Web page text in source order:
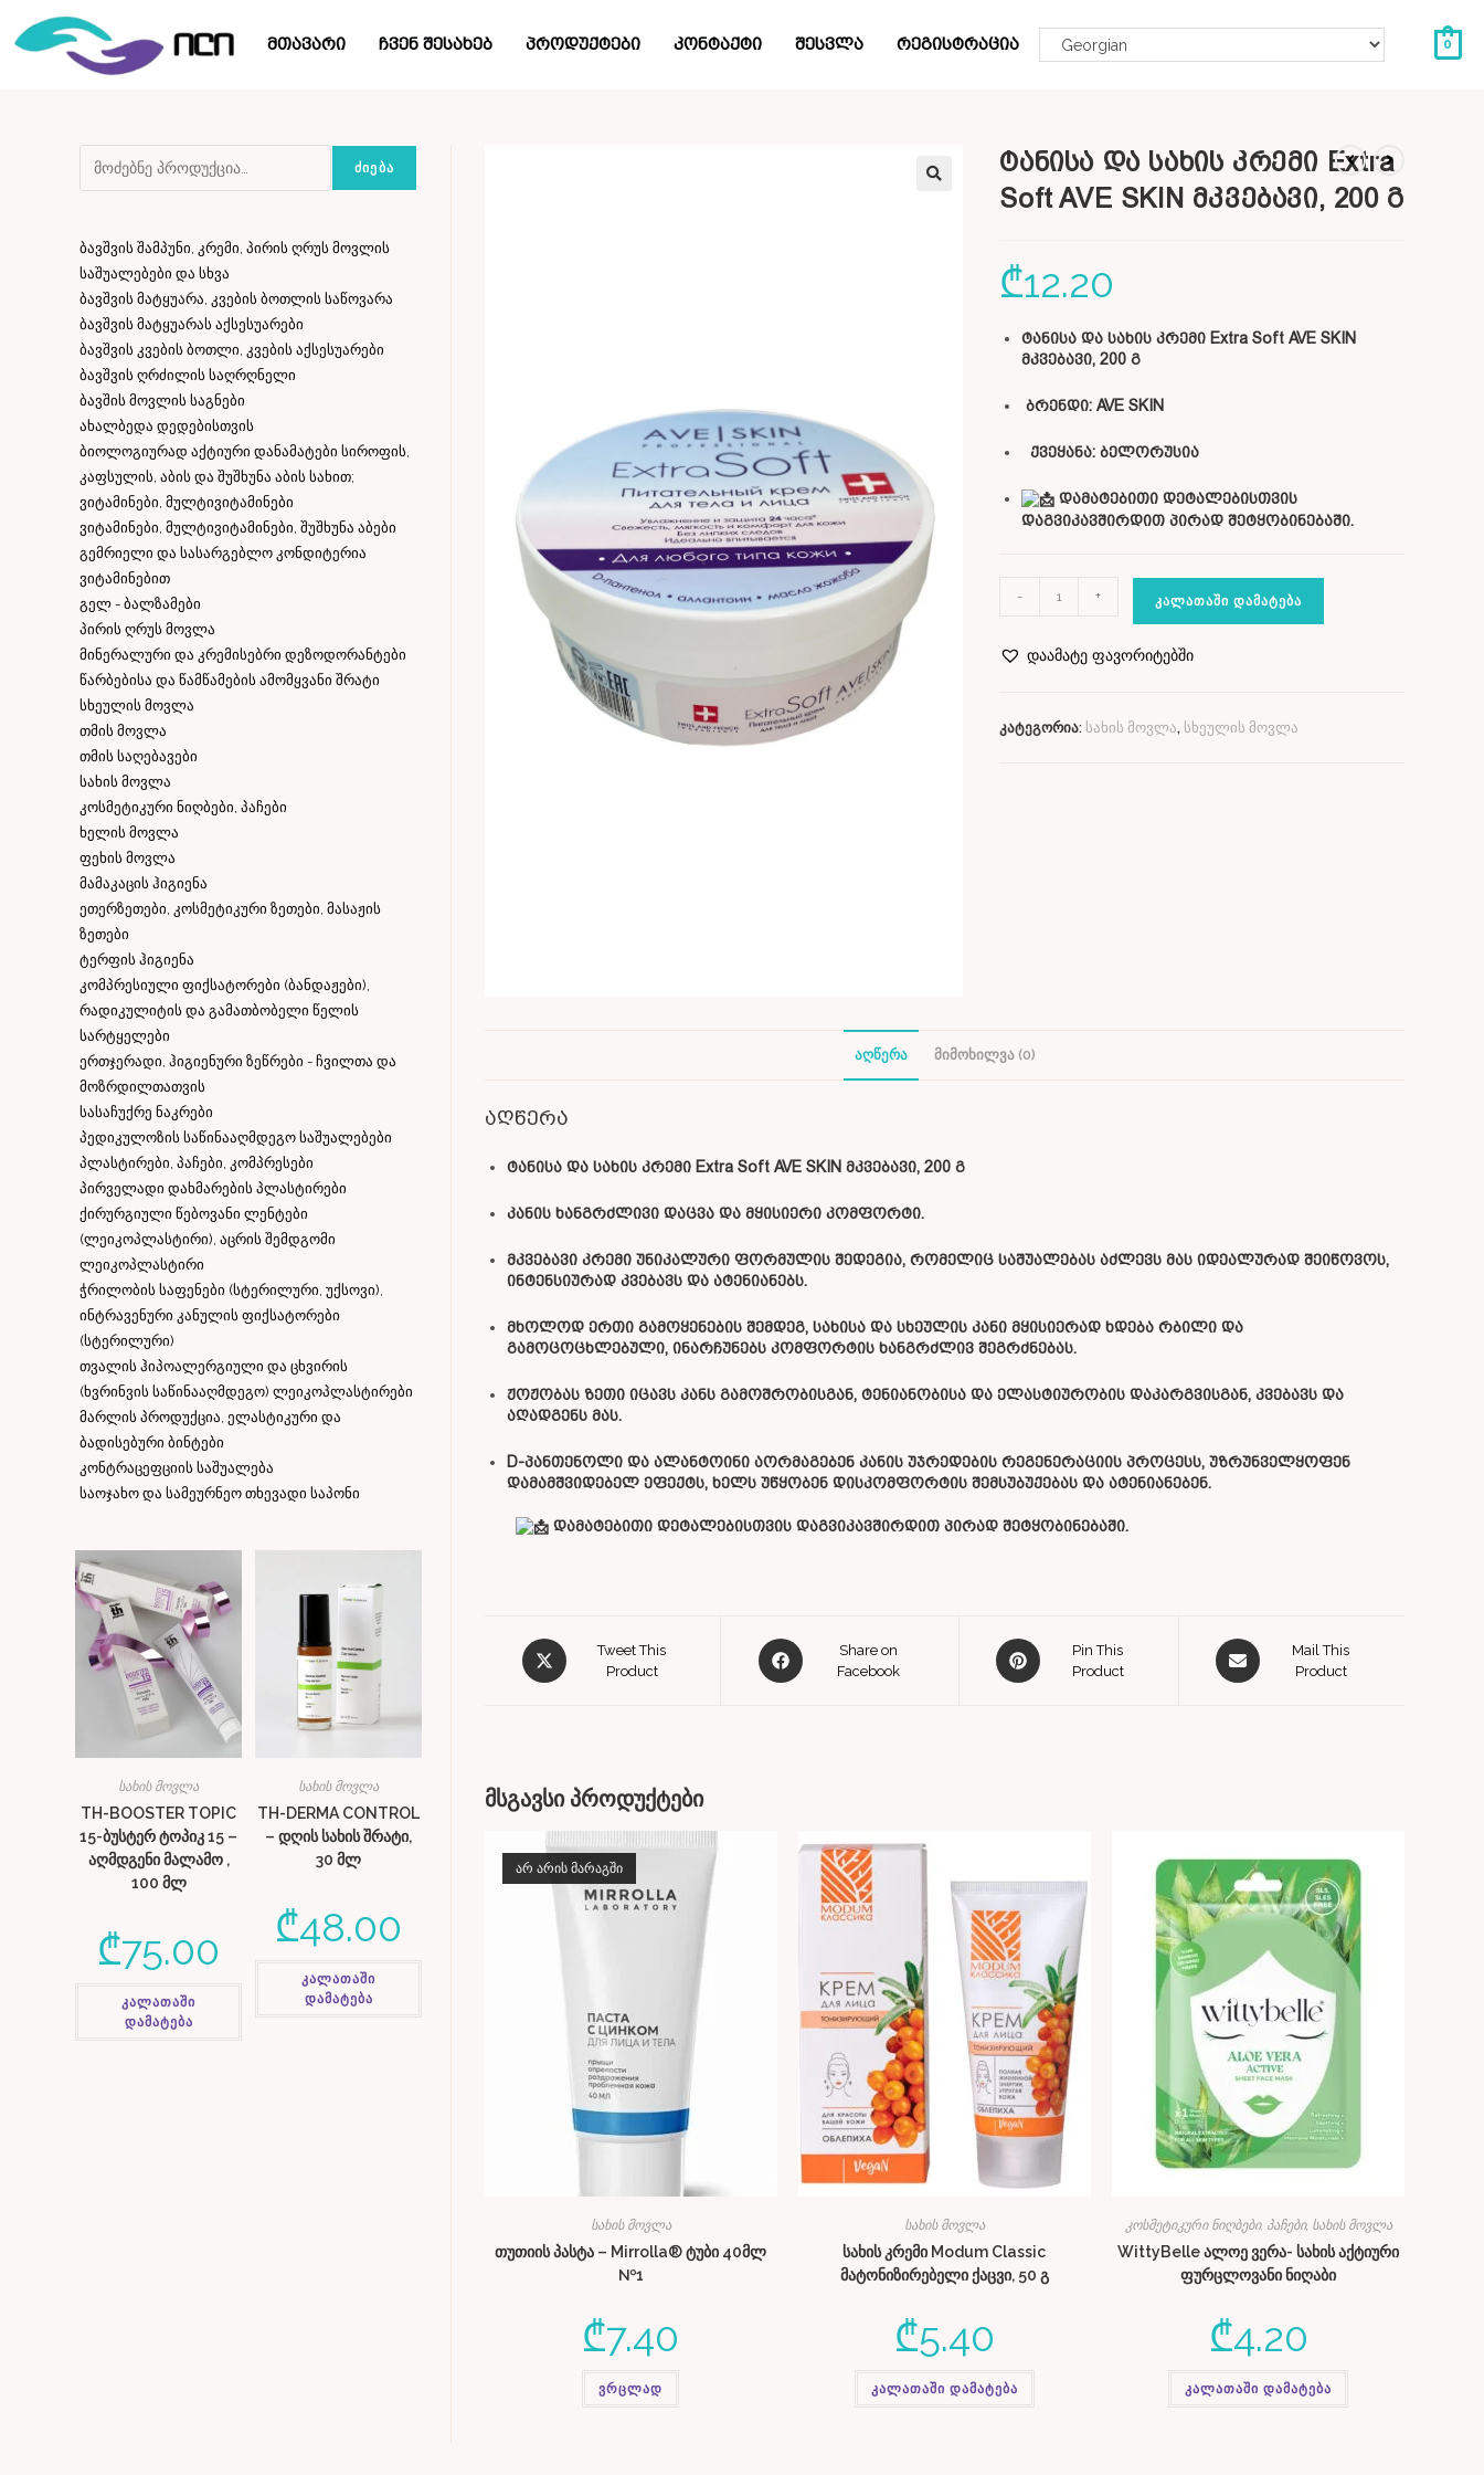
მთავარი ჩვენ შესახებ პროდუქტები კონტაქტი შესვლა რეგისტრაცია 0
ტანისა და სახის კრემი Extra
Soft AVE SKIN მკვებავი, 200 გ
₾12.20
ტანისა და სახის კრემი Extra Soft AVE SKIN
მკვებავი, 200 გ
ბრენდი:AVE SKIN
ქვეყანა: ბელორუსია
დამატებითი დეტალებისთვის
დაგვიკავშირდით პირად შეტყობინებაში.
- + ᲙᲐᲚᲐᲗᲐᲨᲘ ᲓᲐᲛᲐᲢᲔᲑᲐ
დაამატე ფავორიტებში
კატეგორია: სახის მოვლა, სხეულის მოვლა
ᲐᲦᲬᲔᲠᲐ ᲛᲘᲛᲝᲮᲘᲚᲕᲐ (0)
აღწერა
ტანისა და სახის კრემი Extra Soft AVE SKIN მკვებავი, 200 გ
კანის ხანგრძლივი დაცვა და მყისიერი კომფორტი.
მკვებავი კრემი უნიკალური ფორმულის შედეგია, რომელიც საშუალებას აძლევს მას იდეალურად შეიწოვოს,
ინტენსიურად კვებავს და ატენიანებს.
მხოლოდ ერთი გამოყენების შემდეგ, სახისა და სხეულის კანი მყისიერად ხდება რბილი და
გამოცოცხლებული, ინარჩუნებს კომფორტის ხანგრძლივ შეგრძნებას.
ჟოჟობას ზეთი იცავს კანს გამოშრობისგან, ტენიანობისა და ელასტიურობის დაკარგვისგან, კვებავს და
აღადგენს მას.
D-პანთენოლი და ალანტოინი აორმაგებენ კანის უჯრედების რეგენერაციის პროცესს, უზრუნველყოფენ
დამამშვიდებელ ეფექტს, ხელს უწყობენ დისკომფორტის შემსუბუქებას და ატენიანებენ.
დამატებითი დეტალებისთვის დაგვიკავშირდით პირად შეტყობინებაში.
Tweet This
Product
Share on
Facebook
Pin This
Product
Mail This
Product
მსგავსი პროდუქტები
ᲐᲠ ᲐᲠᲘᲡ ᲛᲐᲠᲐᲒᲨᲘ
სახის მოვლა
თუთიის პასტა – Mirrolla® ტუბი 40მლ
№1
₾7.40
ვრცლად
სახის მოვლა
სახის კრემი Modum Classic
მატონიზირებელი ქაცვი, 50 გ
₾5.40
კალათაში დამატება
კოსმეტიკური ნიღბები, პაჩები, სახის მოვლა
WittyBelle ალოე ვერა- სახის აქტიური
ფურცლოვანი ნიღაბი
₾4.20
კალათაში დამატება
ᲫᲘᲔᲑᲐ
ბავშვის შამპუნი, კრემი, პირის ღრუს მოვლის
საშუალებები და სხვა
ბავშვის მატყუარა, კვების ბოთლის საწოვარა
ბავშვის მატყუარას აქსესუარები
ბავშვის კვების ბოთლი, კვების აქსესუარები
ბავშვის ღრძილის საღრღნელი
ბავშის მოვლის საგნები
ახალბედა დედებისთვის
ბიოლოგიურად აქტიური დანამატები სიროფის,
კაფსულის, აბის და შუშხუნა აბის სახით;
ვიტამინები, მულტივიტამინები
ვიტამინები, მულტივიტამინები, შუშხუნა აბები
გემრიელი და სასარგებლო კონდიტერია
ვიტამინებით
გელ - ბალზამები
პირის ღრუს მოვლა
მინერალური და კრემისებრი დეზოდორანტები
წარბებისა და წამწამების ამომყვანი შრატი
სხეულის მოვლა
თმის მოვლა
თმის საღებავები
სახის მოვლა
კოსმეტიკური ნიღბები, პაჩები
ხელის მოვლა
ფეხის მოვლა
მამაკაცის ჰიგიენა
ეთერზეთები, კოსმეტიკური ზეთები, მასაჟის
ზეთები
ტერფის ჰიგიენა
კომპრესიული ფიქსატორები (ბანდაჟები),
რადიკულიტის და გამათბობელი წელის
სარტყელები
ერთჯერადი, ჰიგიენური ზეწრები - ჩვილთა და
მოზრდილთათვის
სასაჩუქრე ნაკრები
პედიკულოზის საწინააღმდეგო საშუალებები
პლასტირები, პაჩები, კომპრესები
პირველადი დახმარების პლასტირები
ქირურგიული წებოვანი ლენტები
(ლეიკოპლასტირი), აცრის შემდგომი
ლეიკოპლასტირი
ჭრილობის საფენები (სტერილური, უქსოვი),
ინტრავენური კანულის ფიქსატორები
(სტერილური)
თვალის ჰიპოალერგიული და ცხვირის
(ხვრინვის საწინააღმდეგო) ლეიკოპლასტირები
მარლის პროდუქცია, ელასტიკური და
ბადისებური ბინტები
კონტრაცეფციის საშუალება
საოჯახო და სამეურნეო თხევადი საპონი
სახის მოვლა
TH-BOOSTER TOPIC
15-ბუსტერ ტოპიკ 15 –
აღმდგენი მალამო ,
100 მლ
₾75.00
კალათაში
დამატება
სახის მოვლა
TH-DERMA CONTROL
– დღის სახის შრატი,
30 მლ
₾48.00
კალათაში
დამატება